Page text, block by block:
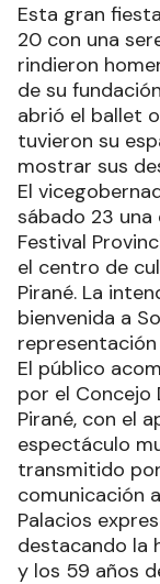
Esta gran
20 con una
rindieron
de su
abrió el ballet
tuvieron su
mostrar sus
El
sábado 23 una
Festival
el centro de
Pirané. La
bienvenida a
El público
por el Concejo
Pirané, con el
espectáculo
transmitido
comunicación
Palacios
destacando la
y los 59 años